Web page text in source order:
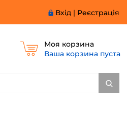
Вхід | Реєстрація
Моя корзина
Ваша корзина пуста